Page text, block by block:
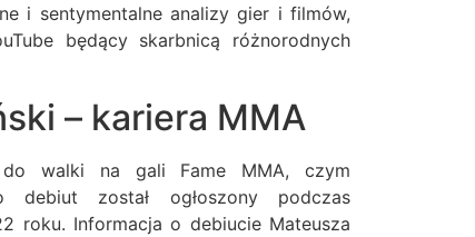
i sentymentalne analizy gier i filmów,
będący skarbnicą różnorodnych
– kariera MMA
do walki na gali Fame MMA, czym
debiut został ogłoszony podczas
roku. Informacja o debiucie Mateusza